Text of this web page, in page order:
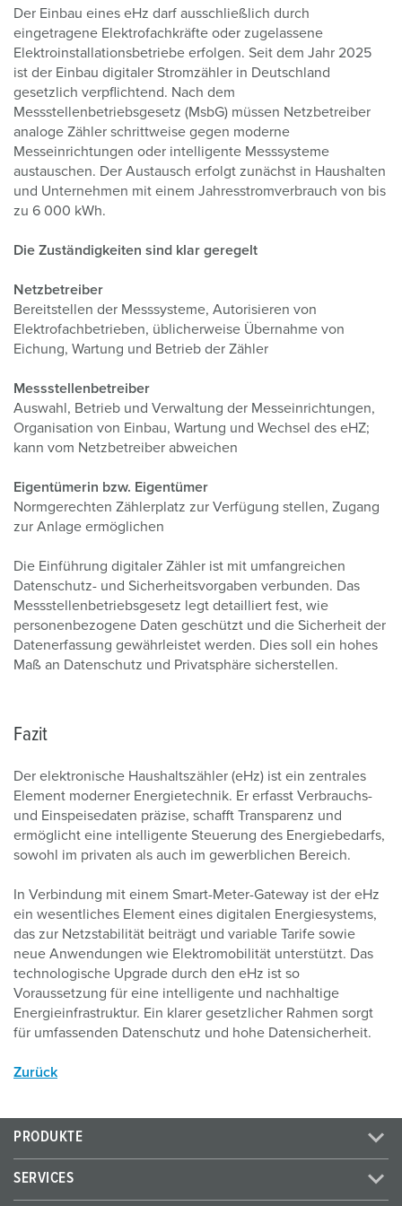
Der Einbau eines eHz darf ausschließlich durch
eingetragene Elektrofachkräfte oder zugelassene
Elektroinstallationsbetriebe erfolgen. Seit dem Jahr 2025
ist der Einbau digitaler Stromzähler in Deutschland
gesetzlich verpflichtend. Nach dem
Messstellenbetriebsgesetz (MsbG) müssen Netzbetreiber
analoge Zähler schrittweise gegen moderne
Messeinrichtungen oder intelligente Messsysteme
austauschen. Der Austausch erfolgt zunächst in Haushalten
und Unternehmen mit einem Jahresstromverbrauch von bis
zu 6 000 kWh.
Die Zuständigkeiten sind klar geregelt
Netzbetreiber
Bereitstellen der Messsysteme, Autorisieren von
Elektrofachbetrieben, üblicherweise Übernahme von
Eichung, Wartung und Betrieb der Zähler
Messstellenbetreiber
Auswahl, Betrieb und Verwaltung der Messeinrichtungen,
Organisation von Einbau, Wartung und Wechsel des eHZ;
kann vom Netzbetreiber abweichen
Eigentümerin bzw. Eigentümer
Normgerechten Zählerplatz zur Verfügung stellen, Zugang
zur Anlage ermöglichen
Die Einführung digitaler Zähler ist mit umfangreichen
Datenschutz- und Sicherheitsvorgaben verbunden. Das
Messstellenbetriebsgesetz legt detailliert fest, wie
personenbezogene Daten geschützt und die Sicherheit der
Datenerfassung gewährleistet werden. Dies soll ein hohes
Maß an Datenschutz und Privatsphäre sicherstellen.
Fazit
Der elektronische Haushaltszähler (eHz) ist ein zentrales
Element moderner Energietechnik. Er erfasst Verbrauchs-
und Einspeisedaten präzise, schafft Transparenz und
ermöglicht eine intelligente Steuerung des Energiebedarfs,
sowohl im privaten als auch im gewerblichen Bereich.
In Verbindung mit einem Smart-Meter-Gateway ist der eHz
ein wesentliches Element eines digitalen Energiesystems,
das zur Netzstabilität beiträgt und variable Tarife sowie
neue Anwendungen wie Elektromobilität unterstützt. Das
technologische Upgrade durch den eHz ist so
Voraussetzung für eine intelligente und nachhaltige
Energieinfrastruktur. Ein klarer gesetzlicher Rahmen sorgt
für umfassenden Datenschutz und hohe Datensicherheit.
Zurück
PRODUKTE
SERVICES